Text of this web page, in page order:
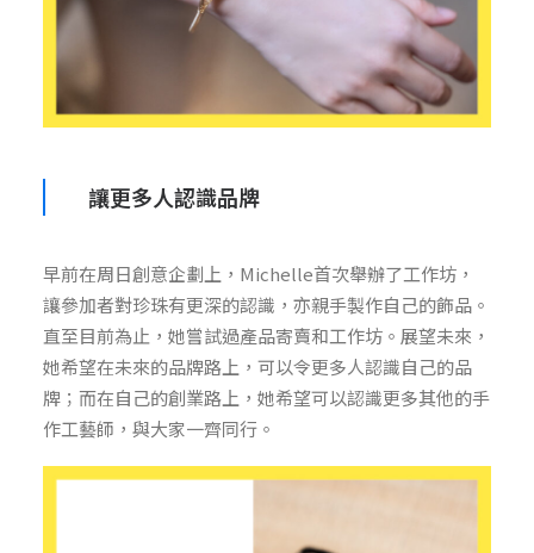
讓更多人認識品牌
早前在周日創意企劃上， Michelle首次舉辦了工作坊，
讓參加者對珍珠有更深的認識，亦親手製作自己的飾品。
直至目前為止，她嘗試過產品寄賣和工作坊。展望未來，
她希望在未來的品牌路上，可以令更多人認識自己的品
牌；而在自己的創業路上，她希望可以認識更多其他的手
作工藝師，與大家一齊同行。